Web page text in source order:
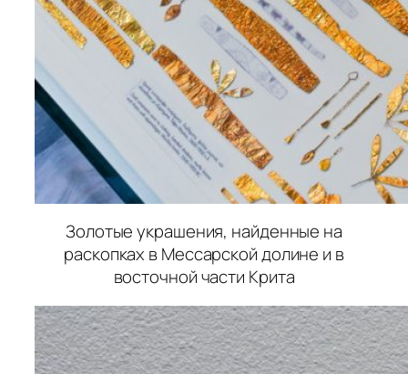
Золотые украшения, найденные на
раскопках в Мессарской долине и в
восточной части Крита